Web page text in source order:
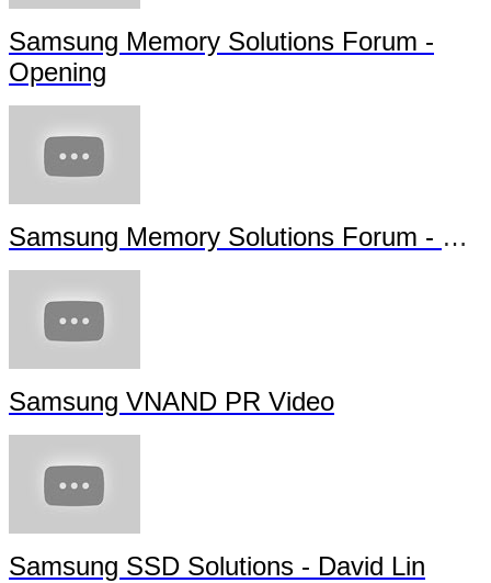
Samsung Memory Solutions Forum -
Opening
Samsung Memory Solutions Forum - Future Technology
Samsung VNAND PR Video
Samsung SSD Solutions - David Lin